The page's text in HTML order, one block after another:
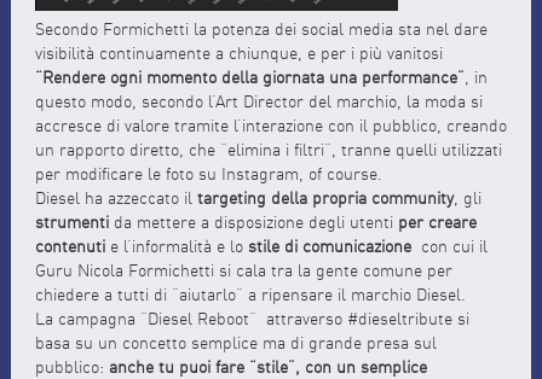
Secondo Formichetti la potenza dei social media sta nel dare
visibilità continuamente a chiunque, e per i più vanitosi
“Rendere ogni momento della giornata una performance”, in
questo modo, secondo l’Art Director del marchio, la moda si
accresce di valore tramite l’interazione con il pubblico, creando
un rapporto diretto, che “elimina i filtri”, tranne quelli utilizzati
per modificare le foto su Instagram, of course.
Diesel ha azzeccato il targeting della propria community, gli
strumentida mettere a disposizione degli utenti per creare
contenutie l’informalità e lo stile di comunicazionecon cui il
Guru Nicola Formichetti si cala tra la gente comune per
chiedere a tutti di “aiutarlo” a ripensare il marchio Diesel.
La campagna “Diesel Reboot” attraverso #dieseltribute si
basa su un concetto semplice ma di grande presa sul
pubblico: anche tu puoi fare “stile”, con un semplice